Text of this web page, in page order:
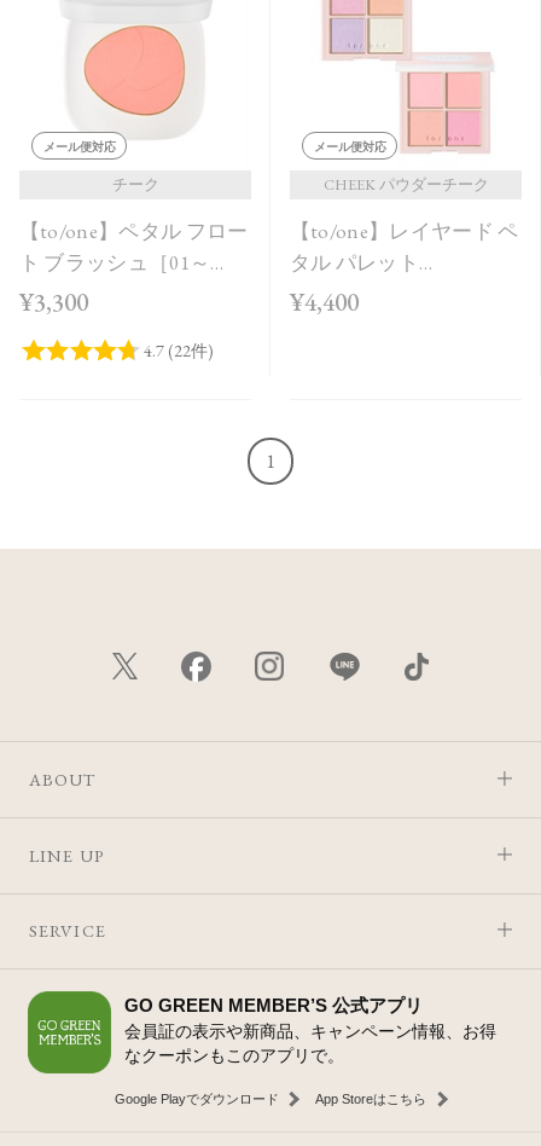
メール便対応
チーク
【to/one】ペタル フロー
ト ブラッシュ［01～
03］
¥3,300
メール便対応
CHEEK パウダーチーク
【to/one】レイヤード ペ
タル パレット
［EX03,EX04］＜2026
¥4,400
1
ABOUT
LINE UP
SERVICE
GO GREEN MEMBER’S 公式アプリ
会員証の表示や新商品、キャンペーン情報、お得
なクーポンもこのアプリで。
Google Playでダウンロード App Storeはこちら